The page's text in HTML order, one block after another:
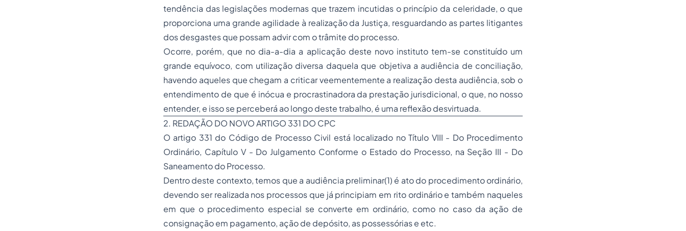
tendência das legislações modernas que trazem incutidas o princípio da celeridade, o que
proporciona uma grande agilidade à realização da Justiça, resguardando as partes litigantes
dos desgastes que possam advir com o trâmite do processo.
Ocorre, porém, que no dia-a-dia a aplicação deste novo instituto tem-se constituído um
grande equívoco, com utilização diversa daquela que objetiva a audiência de conciliação,
havendo aqueles que chegam a criticar veementemente a realização desta audiência, sob o
entendimento de que é inócua e procrastinadora da prestação jurisdicional, o que, no nosso
entender, e isso se perceberá ao longo deste trabalho, é uma reflexão desvirtuada.
2. REDAÇÃO DO NOVO ARTIGO 331 DO CPC
O artigo 331 do Código de Processo Civil está localizado no Título VIII - Do Procedimento
Ordinário, Capítulo V - Do Julgamento Conforme o Estado do Processo, na Seção III - Do
Saneamento do Processo.
Dentro deste contexto, temos que a audiência preliminar(1) é ato do procedimento ordinário,
devendo ser realizada nos processos que já principiam em rito ordinário e também naqueles
em que o procedimento especial se converte em ordinário, como no caso da ação de
consignação em pagamento, ação de depósito, as possessórias e etc.